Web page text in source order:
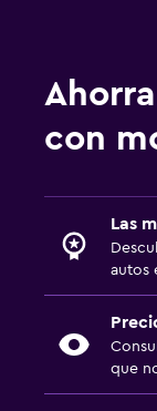
con
Las
autos
que